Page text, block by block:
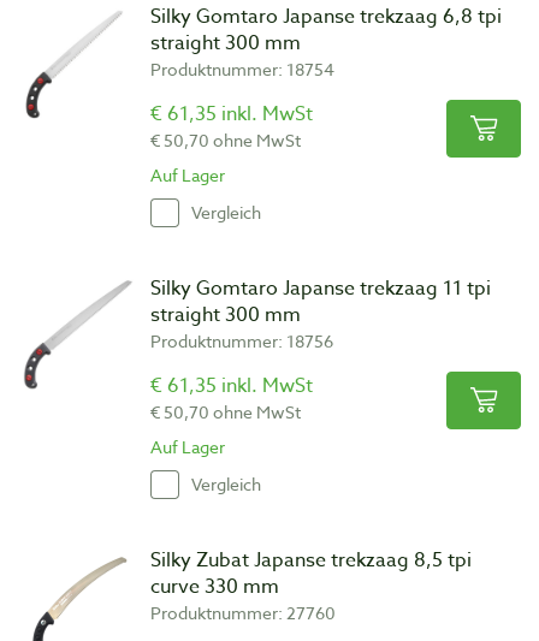
Silky Gomtaro Japanse trekzaag 6,8 tpi
straight 300 mm
Produktnummer: 18754
€ 61,35 inkl. MwSt
€ 50,70 ohne MwSt
Auf Lager
Vergleich
Silky Gomtaro Japanse trekzaag 11 tpi
straight 300 mm
Produktnummer: 18756
€ 61,35 inkl. MwSt
€ 50,70 ohne MwSt
Auf Lager
Vergleich
Silky Zubat Japanse trekzaag 8,5 tpi
curve 330 mm
Produktnummer: 27760